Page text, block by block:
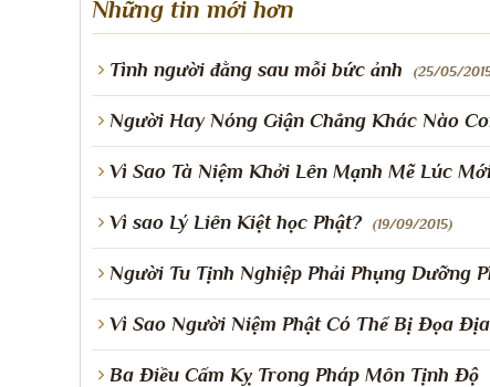
Những tin mới hơn
Tình người đằng sau mỗi bức ảnh (25/05/
Người Hay Nóng Giận Chẳng Khác Nào
Vì Sao Tà Niệm Khởi Lên Mạnh Mẽ Lúc
Vì sao Lý Liên Kiệt học Phật? (19/09/2015)
Người Tu Tịnh Nghiệp Phải Phụng Dưỡng
Vì Sao Người Niệm Phật Có Thể Bị Đọa
Ba Điều Cấm Kỵ Trong Pháp Môn Tịnh Độ